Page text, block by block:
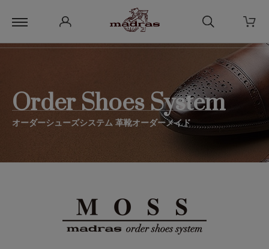
ホーム>
マドラスオーダーシューズシステム（MOSS）・革靴オーダー
メイド｜
Order Shoes System
オーダーシューズシステム 革靴オーダーメイド